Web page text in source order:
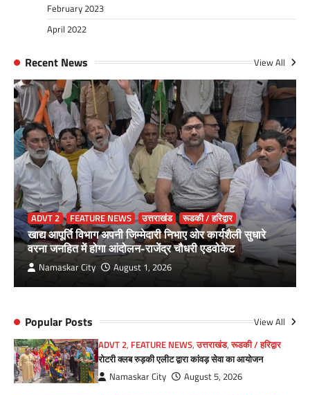
February 2023
April 2022
Recent News View All
ADVT 2 FEATURE NEWS उत्तराखंड रूडकी / हरिद्वार
खाद्य आपूर्ति विभाग अपनी जिम्मेदारी निभाए ओर कार्यशैली सुधारे
वरना जनहित में होगा आंदोलन-राजेंद्र चौधरी एडवोकेट
Namaskar City August 1, 2026
Popular Posts View All
ADVT 2, FEATURE NEWS,उत्तराखंड,रूडकी / हरिद्वार
रोटरी क्लब रुड़की एलीट द्वारा कांवड़ सेवा का आयोजन
Namaskar City
August 5, 2026